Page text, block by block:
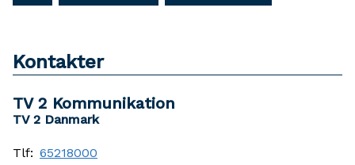
Kontakter
TV 2 Kommunikation
TV 2 Danmark
Tlf: 65218000